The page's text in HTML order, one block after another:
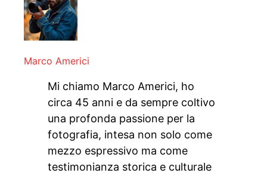
Marco Americi
Mi chiamo Marco Americi, ho
circa 45 anni e da sempre coltivo
una profonda passione per la
fotografia, intesa non solo come
mezzo espressivo ma come
testimonianza storica e culturale